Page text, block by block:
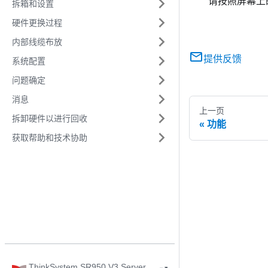
拆箱和设置
硬件更换过程
内部线缆布放
系统配置
问题确定
消息
拆卸硬件以进行回收
获取帮助和技术协助
提供反馈
上一页
功能